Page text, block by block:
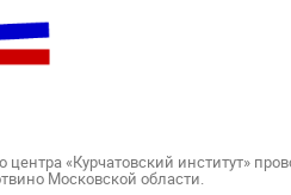
«Курчатовский институт»
Московской области.